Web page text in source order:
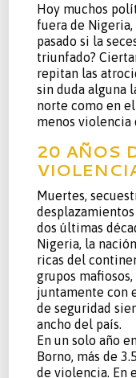
Hoy muchos
fuera de
pasado si la
triunfado?
repitan las
sin duda alguna
norte como en
menos violencia
20 AÑOS
Muertes,
dos últimas
Nigeria, la
ricas del
grupos mafiosos,
juntamente con
de seguridad
ancho del país.
En un solo año
Borno, más de
de violencia. En